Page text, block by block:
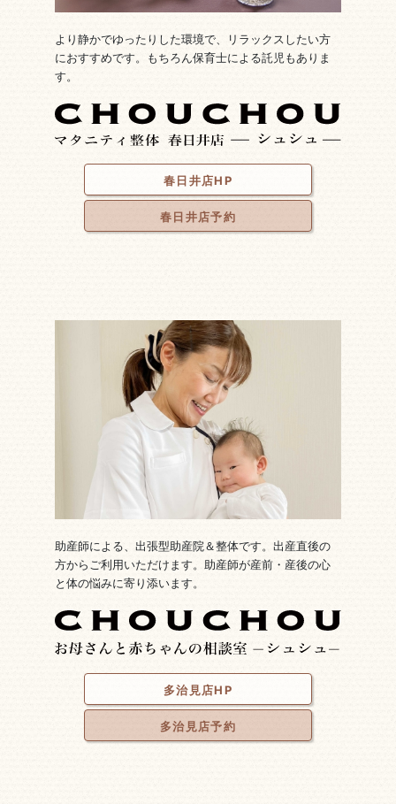
より静かでゆったりした環境で、リラックスしたい方
におすすめです。もちろん保育士による託児もありま
す。
春日井店HP
春日井店予約
助産師による、出張型助産院＆整体です。出産直後の
方からご利用いただけます。助産師が産前・産後の心
と体の悩みに寄り添います。
多治見店HP
多治見店予約